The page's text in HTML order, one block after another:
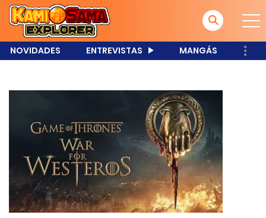
NOVIDADES ENTREVISTAS MANGÁS